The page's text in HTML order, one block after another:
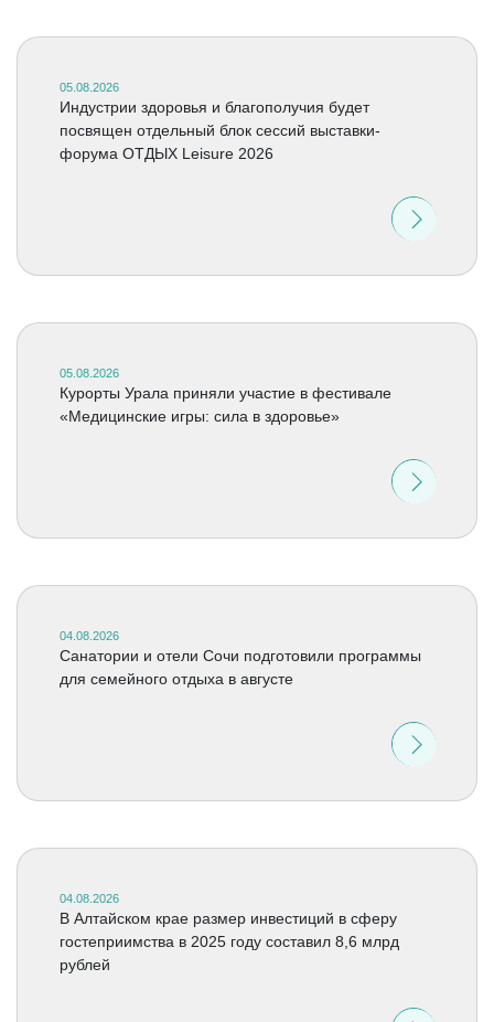
05.08.2026
Индустрии здоровья и благополучия будет
посвящен отдельный блок сессий выставки-
форума ОТДЫХ Leisure 2026
05.08.2026
Курорты Урала приняли участие в фестивале
«Медицинские игры: сила в здоровье»
04.08.2026
Санатории и отели Сочи подготовили программы
для семейного отдыха в августе
04.08.2026
В Алтайском крае размер инвестиций в сферу
гостеприимства в 2025 году составил 8,6 млрд
рублей